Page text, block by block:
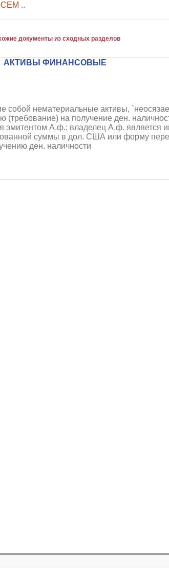
..
документы из сходных разделов
АКТИВЫ ФИНАНСОВЫЕ
нематериальные активы,
(требование) на получение ден.
эмитентом А.ф.; владелец А.ф. является
суммы в дол. США или форму
ден. наличности